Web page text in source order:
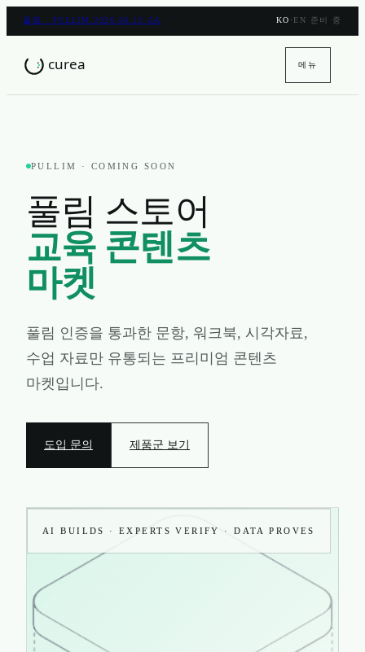
풀림 · PULLIM 2026.06.15 GA KO · EN 준비 중
메뉴
PULLIM · COMING SOON
풀림 스토어
교육 콘텐츠
마켓
풀림 인증을 통과한 문항, 워크북, 시각자료,
수업 자료만 유통되는 프리미엄 콘텐츠
마켓입니다.
도입 문의 제품군 보기
AI BUILDS · EXPERTS VERIFY · DATA PROVES